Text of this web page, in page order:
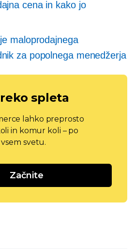
cena in kako jo
maloprodajnega
za popolnega menedžerja
spleta
lahko preprosto
in komur koli – po
svetu.
Začnite